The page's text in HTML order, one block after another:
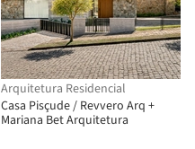
Arquitetura Residencial
Casa Pisçude / Revvero Arq +
Mariana Bet Arquitetura